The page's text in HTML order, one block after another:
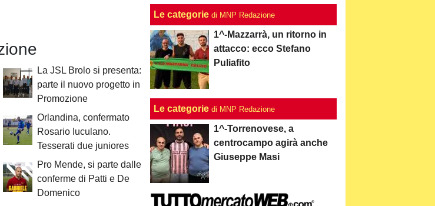
La JSL Brolo si presenta:
parte il nuovo progetto in
Promozione
Orlandina, confermato
Rosario Iuculano.
Tesserati due juniores
Pro Mende, si parte dalle
conferme di Patti e De
Domenico
Le categorie di MNP Redazione
1^-Mazzarrà, un ritorno in
attacco: ecco Stefano
Puliafito
Le categorie di MNP Redazione
1^-Torrenovese, a
centrocampo agirà anche
Giuseppe Masi